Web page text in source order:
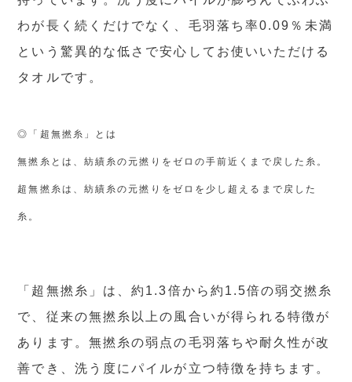
わが長く続くだけでなく、毛羽落ち率0.09％未満
という驚異的な低さで安心してお使いいただける
タオルです。
◎「超無撚糸」とは
無撚糸とは、紡績糸の元撚りをゼロの手前近くまで戻した糸。
超無撚糸は、紡績糸の元撚りをゼロを少し超えるまで戻した
糸。
「超無撚糸」は、約1.3倍から約1.5倍の弱交撚糸
で、従来の無撚糸以上の風合いが得られる特徴が
あります。無撚糸の弱点の毛羽落ちや耐久性が改
善でき、洗う度にパイルが立つ特徴を持ちます。